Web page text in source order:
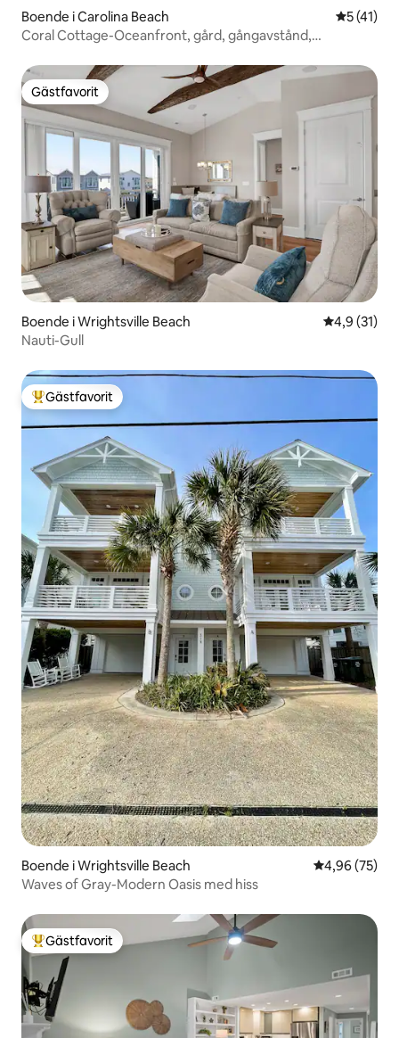
Boende i Carolina Beach 5 av 5 i
5 (41)
Coral Cottage-Oceanfront, gård, gångavstånd,
Gästfavorit
Gästfavorit
Boende i Wrightsville Beach 4,9 av 5 i
4,9 (31)
Nauti-Gull
Populär gästfavorit
Gästfavorit
Boende i Wrightsville Beach 4,96 av 5 i
4,96 (75)
Waves of Gray-Modern Oasis med hiss
Populär gästfavorit
Gästfavorit